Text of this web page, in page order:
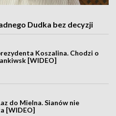
Dudka bez decyzji
Koszalina. Chodzi o
[WIDEO]
do Mielna. Sianów nie
[WIDEO]